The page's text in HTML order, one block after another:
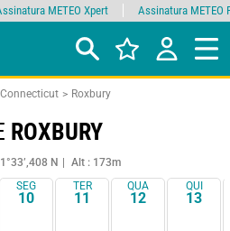
Connecticut Roxbury
ROXBURY
N
Alt : 173m
SEG
10
TER
11
QUA
12
QUI
13
METEO Xpert Assinatura METEO